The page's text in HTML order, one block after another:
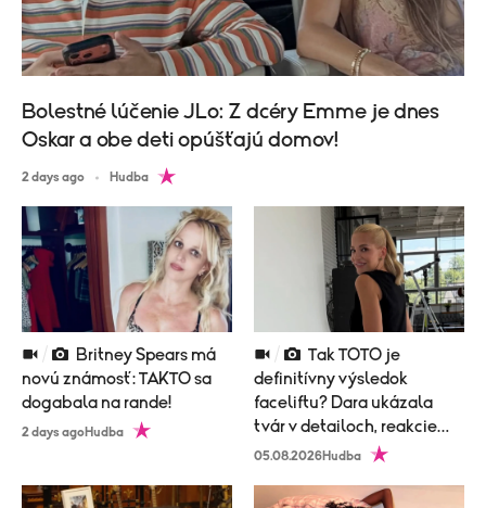
Bolestné lúčenie JLo: Z dcéry Emme je dnes
Oskar a obe deti opúšťajú domov!
2 days ago Hudba
novú známosť: TAKTO sa
dogabala na rande!
2 days agoHudba
definitívny výsledok
faceliftu? Dara ukázala
tvár v detailoch, reakcie
prišli okamžite!
05.08.2026Hudba